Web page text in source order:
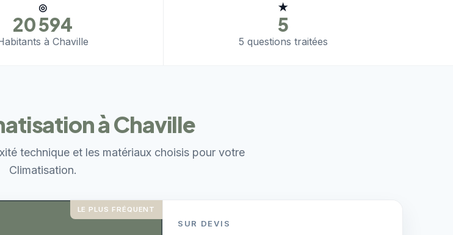
◎
20 594
à Chaville
★
5
5 questions traitées
à Chaville
technique et les matériaux choisis pour votre
Climatisation.
LE PLUS FRÉQUENT
SUR DEVIS